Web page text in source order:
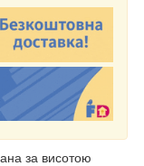
за висотою